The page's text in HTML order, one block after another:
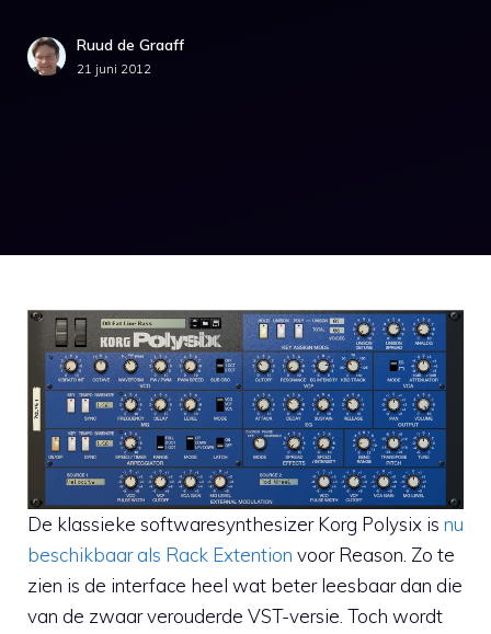
Ruud de Graaff
21 juni 2012
De klassieke softwaresynthesizer Korg Polysix is nu
beschikbaar als Rack Extention voor Reason. Zo te
zien is de interface heel wat beter leesbaar dan die
van de zwaar verouderde VST-versie. Toch wordt